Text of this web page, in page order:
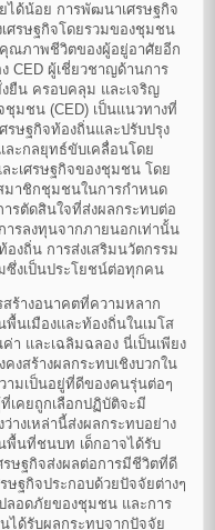
ได้น้อย การพัฒนาเศรษฐกิจ
ศรษฐกิจโดยรวมของชุมชน
ณภาพชีวิตของผู้อยู่อาศัยอีก
CED ผู้เชี่ยวชาญด้านการ
ยืน ครอบคลุม และเจริญ
ชุมชน (CED) เป็นแนวทางที่
รษฐกิจท้องถิ่นและปรับปรุง
ะกลยุทธ์ขับเคลื่อนโดย
ะเศรษฐกิจของชุมชน โดย
มาชิกชุมชนในการกำหนด
รตัดสินใจที่ส่งผลกระทบต่อ
ารลงทุนจากภายนอกเท่านั้น
องถิ่น การส่งเสริมนวัตกรรม
ซึ่งเป็นประโยชน์ต่อทุกคน
ร้างอนาคตที่ความหลาก
นเมืองและท้องถิ่นในเมโส
า และเฉลิมฉลอง นี่เป็นเพียง
คงสร้างผลกระทบเชิงบวกใน
ามเป็นอยู่ที่ดีของคนรุ่นต่อๆ
คยถูกเลือกปฏิบัติจะมี
างเหล่านี้ส่งผลกระทบอย่าง
นที่ชนบท เด็กอาจได้รับ
รษฐกิจส่งผลต่อการมีชีวิตที่ดี
ษฐกิจประกอบด้วยปัจจัยต่างๆ
ลอดภัยของชุมชน และการ
ได้รับผลกระทบจากปัจจัย